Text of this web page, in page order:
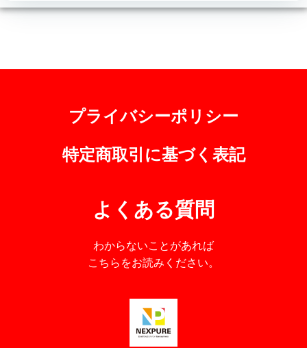
プライバシーポリシー
特定商取引に基づく表記
よくある質問
わからないことがあれば
こちらをお読みください。